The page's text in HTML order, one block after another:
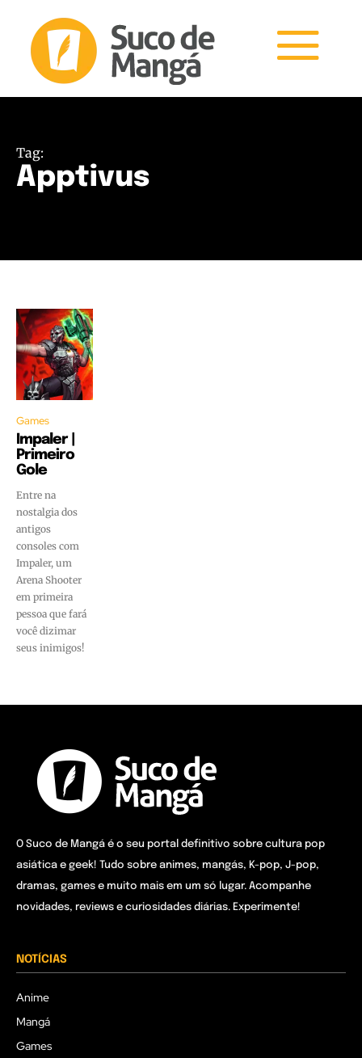
Tag:
Apptivus
Games
Impaler |
Primeiro
Gole
Entre na
nostalgia dos
antigos
consoles com
Impaler, um
Arena Shooter
em primeira
pessoa que fará
você dizimar
seus inimigos!
O Suco de Mangá é o seu portal definitivo sobre cultura pop
asiática e geek! Tudo sobre animes, mangás, K-pop, J-pop,
dramas, games e muito mais em um só lugar. Acompanhe
novidades, reviews e curiosidades diárias. Experimente!
NOTÍCIAS
Anime
Mangá
Games